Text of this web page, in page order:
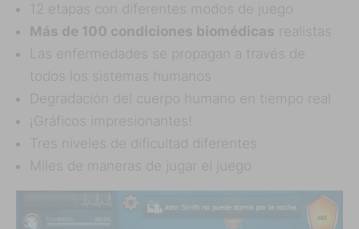
12 etapas con diferentes modos de juego
Más de 100 condiciones biomédicas realistas
Las enfermedades se propagan a través de
todos los sistemas humanos
Degradación del cuerpo humano en tiempo real
¡Gráficos impresionantes!
Tres niveles de dificultad diferentes
Miles de maneras de jugar el juego